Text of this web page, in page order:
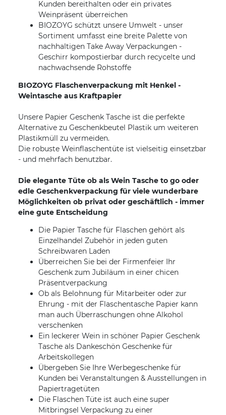
Kunden bereithalten oder ein privates
Weinpräsent überreichen
BIOZOYG schützt unsere Umwelt - unser
Sortiment umfasst eine breite Palette von
nachhaltigen Take Away Verpackungen -
Geschirr kompostierbar durch recycelte und
nachwachsende Rohstoffe
BIOZOYG Flaschenverpackung mit Henkel -
Weintasche aus Kraftpapier
Unsere Papier Geschenk Tasche ist die perfekte
Alternative zu Geschenkbeutel Plastik um weiteren
Plastikmüll zu vermeiden.
Die robuste Weinflaschentüte ist vielseitig einsetzbar
- und mehrfach benutzbar.
Die elegante Tüte ob als Wein Tasche to go oder
edle Geschenkverpackung für viele wunderbare
Möglichkeiten ob privat oder geschäftlich - immer
eine gute Entscheidung
Die Papier Tasche für Flaschen gehört als
Einzelhandel Zubehör in jeden guten
Schreibwaren Laden
Überreichen Sie bei der Firmenfeier Ihr
Geschenk zum Jubiläum in einer chicen
Präsentverpackung
Ob als Belohnung für Mitarbeiter oder zur
Ehrung - mit der Flaschentasche Papier kann
man auch Überraschungen ohne Alkohol
verschenken
Ein leckerer Wein in schöner Papier Geschenk
Tasche als Dankeschön Geschenke für
Arbeitskollegen
Übergeben Sie Ihre Werbegeschenke für
Kunden bei Veranstaltungen & Ausstellungen in
Papiertragetüten
Die Flaschen Tüte ist auch eine super
Mitbringsel Verpackung zu einer